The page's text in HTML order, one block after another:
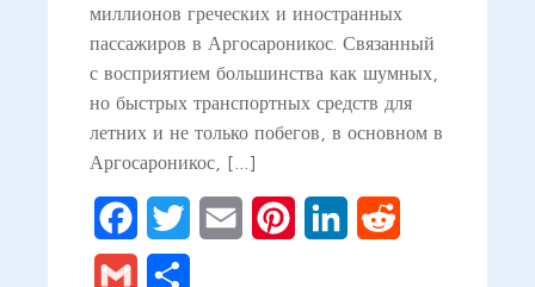
миллионов греческих и иностранных
пассажиров в Аргосароникос. Связанный
с восприятием большинства как шумных,
но быстрых транспортных средств для
летних и не только побегов, в основном в
Аргосароникос, […]
FacebookTwitter Email PinterestLinkedIn
Gmail